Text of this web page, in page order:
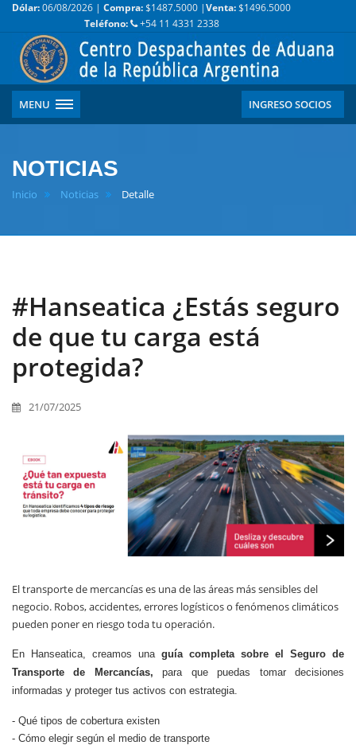
Dólar:06/08/2026 | Compra:$1487.5000 |Venta:$1496.5000
Teléfono:
+54 11 4331 2338
MENU INGRESO SOCIOS
NOTICIAS
Inicio Noticias Detalle
#Hanseatica ¿Estás seguro
de que tu carga está
protegida?
21/07/2025
El transporte de mercancías es una de las áreas más sensibles del
negocio. Robos, accidentes, errores logísticos o fenómenos climáticos
pueden poner en riesgo toda tu operación.
En Hanseatica, creamos una guía completa sobre el Seguro de
Transporte de Mercancías, para que puedas tomar decisiones
informadas y proteger tus activos con estrategia.
- Qué tipos de cobertura existen
- Cómo elegir según el medio de transporte